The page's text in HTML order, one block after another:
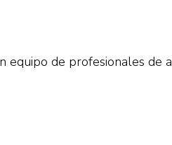
de profesionales de